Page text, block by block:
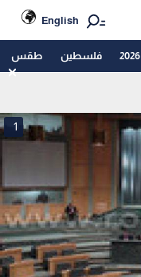
English
فلسطين طقس
1